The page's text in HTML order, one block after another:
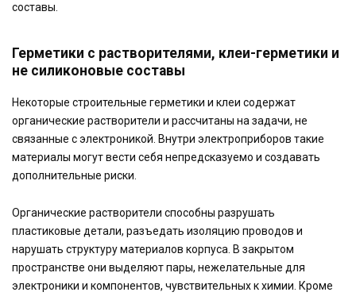
составы.
Герметики с растворителями, клеи-герметики и
не силиконовые составы
Некоторые строительные герметики и клеи содержат
органические растворители и рассчитаны на задачи, не
связанные с электроникой. Внутри электроприборов такие
материалы могут вести себя непредсказуемо и создавать
дополнительные риски.
Органические растворители способны разрушать
пластиковые детали, разъедать изоляцию проводов и
нарушать структуру материалов корпуса. В закрытом
пространстве они выделяют пары, нежелательные для
электроники и компонентов, чувствительных к химии. Кроме